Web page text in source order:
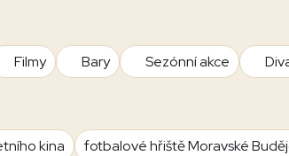
Filmy Bary Sezónní akce
kina
fotbalové hřiště Moravské